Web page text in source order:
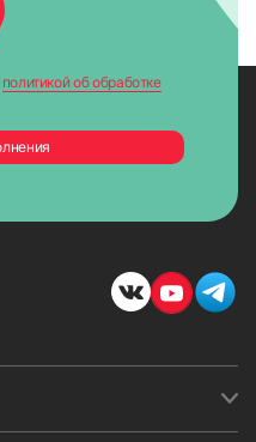
политикой об обработке